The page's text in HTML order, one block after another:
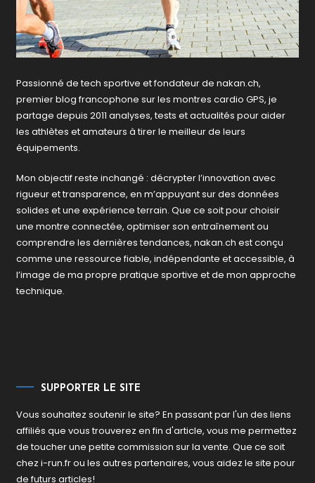
Passionné de tech sportive et fondateur de nakan.ch,
premier blog francophone sur les montres cardio GPS, je
partage depuis 2011 analyses, tests et actualités pour aider
les athlètes et amateurs à tirer le meilleur de leurs
équipements.
Mon objectif reste inchangé : décrypter l’innovation avec
rigueur et transparence, en m’appuyant sur des données
solides et une expérience terrain. Que ce soit pour choisir
une montre connectée, optimiser son entraînement ou
comprendre les dernières tendances, nakan.ch est conçu
comme une ressource fiable, indépendante et accessible, à
l’image de ma propre pratique sportive et de mon approche
technique.
SUPPORTER LE SITE
Vous souhaitez soutenir le site? En passant par l'un des liens
affiliés que vous trouverez en fin d'article, vous me permettez
de toucher une petite commission sur la vente. Que ce soit
chez i-run.fr ou les autres partenaires, vous aidez le site pour
de futurs articles!